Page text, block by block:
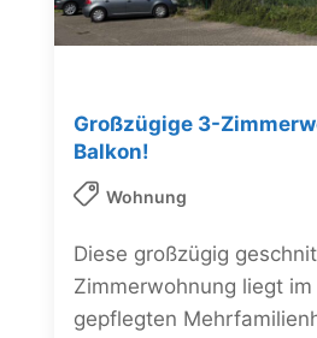
Großzügige 3-
Balkon!
Wohnung
Diese großzügig
Zimmerwohnung liegt im
gepflegten